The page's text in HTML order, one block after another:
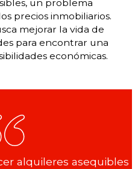
un problema
precios inmobiliarios.
mejorar la vida de
para encontrar una
económicas.
alquileres asequibles